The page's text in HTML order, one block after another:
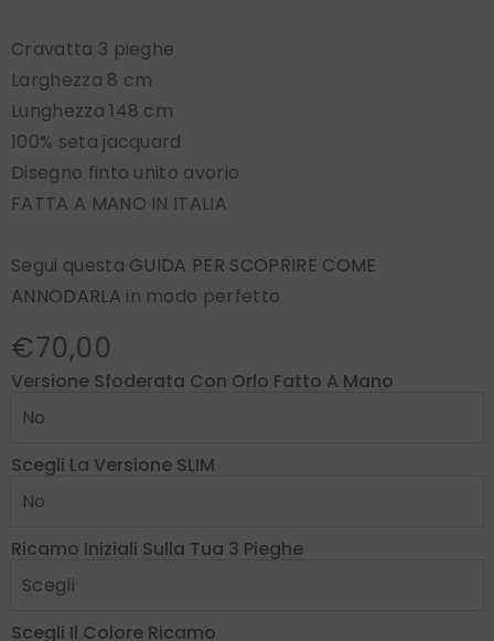
Cravatta 3 pieghe
Larghezza 8 cm
Lunghezza 148 cm
100% seta jacquard
Disegno finto unito avorio
FATTA A MANO IN ITALIA
Segui questa GUIDA PER SCOPRIRE COME
ANNODARLA in modo perfetto
€70,00
Versione Sfoderata Con Orlo Fatto A Mano
Scegli La Versione SLIM
Ricamo Iniziali Sulla Tua 3 Pieghe
Scegli Il Colore Ricamo